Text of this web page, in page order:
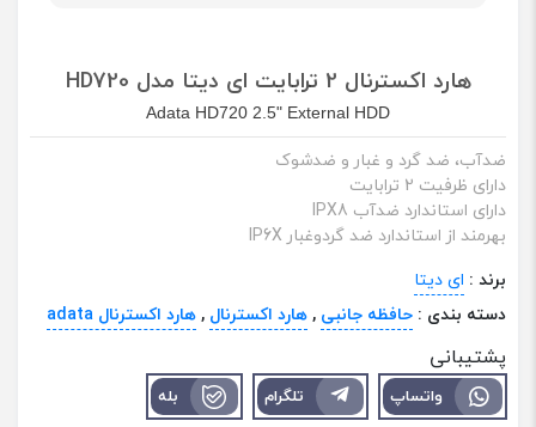
هارد اکسترنال 2 ترابایت ای دیتا مدل HD720
Adata HD720 2.5" External HDD
ضدآب، ضد گرد و غبار و ضد‌شوک
دارای ظرفیت 2 ترابایت
دارای استاندارد ضد‌آب IPX8
بهرمند از استاندارد ضد گردوغبار IP6X
برند : ای دیتا
دسته بندی : حافظه جانبی ,هارد اکسترنال ,هارد اکسترنال adata
پشتیبانی
واتساپ تلگرام بله